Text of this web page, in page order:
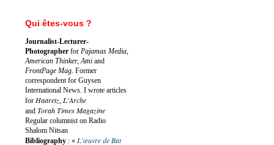
Qui êtes-vous ?
Journalist-Lecturer-
Photographer for Pajamas Media,
American Thinker, Ami and
FrontPage Mag. Former
correspondent for Guysen
International News. I wrote articles
for Haaretz, L'Arche
and Torah Times Magazine
Regular columnist on Radio
Shalom Nitsan
Bibliography : « L’œuvre de Bat